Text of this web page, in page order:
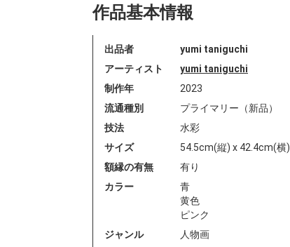
作品基本情報
出品者
yumi taniguchi
アーティスト
yumi taniguchi
制作年
2023
流通種別
プライマリー（新品）
技法
水彩
サイズ
54.5cm(縦) x 42.4cm(横)
額縁の有無
有り
カラー
青
黄色
ピンク
ジャンル
人物画